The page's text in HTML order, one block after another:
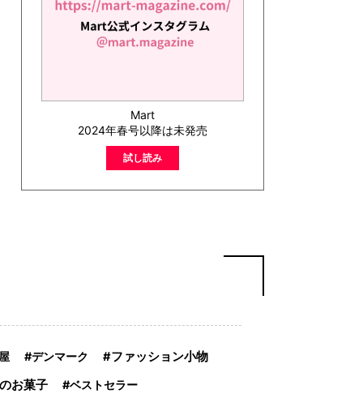
Mart
2024年春号以降は未発売
試し読み
デンマーク
ファッション小物
お菓子
ベストセラー